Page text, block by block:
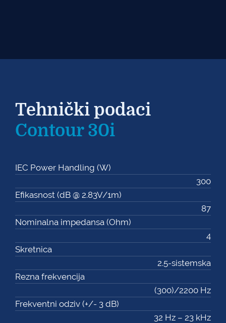
Tehnički podaci
Contour 30i
IEC Power Handling (W)
300
Efikasnost (dB @ 2.83V/1m)
87
Nominalna impedansa (Ohm)
4
Skretnica
2.5-sistemska
Rezna frekvencija
(300)/2200 Hz
Frekventni odziv (+/- 3 dB)
32 Hz – 23 kHz